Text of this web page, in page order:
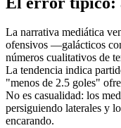
La narrativa mediática
ofensivos —galácticos
números cualitativos de
La tendencia indica
"menos de 2.5 goles"
No es casualidad: los
persiguiendo laterales y
encarando.